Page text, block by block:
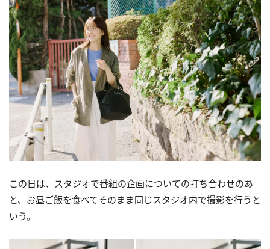
この日は、スタジオで番組の企画についての打ち合わせのあ
と、お昼ご飯を食べてそのまま同じスタジオ内で撮影を行うと
いう。